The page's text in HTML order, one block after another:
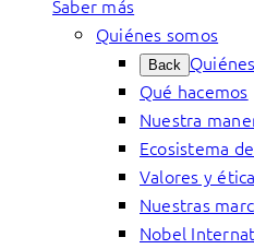
Saber más
Quiénes somos
Back
Qué hacemos
Nuestra
Ecosistema
Valores y ética
Nuestras
Nobel